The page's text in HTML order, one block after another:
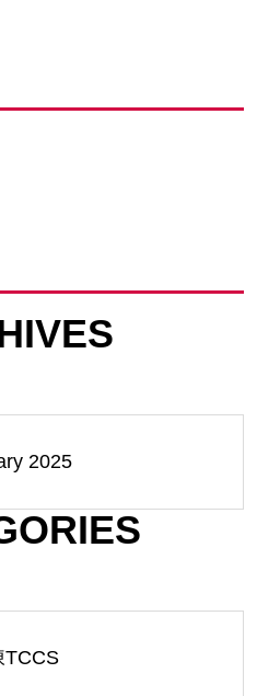
2025
TCCS